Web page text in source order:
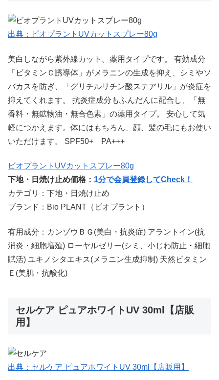
出典：ビオプラントUVカットスプレー80g
美白しながら紫外線カット。薬用タイプです。 有効成分
「ビタミンＣ誘導体」がメラニンの生成を抑え、シミやソ
バカスを防ぎ、「グリチルリチン酸ステアリル」が炎症を
抑えてくれます。 抗炎症成分もふんだんに配合し、「無
香料・無鉱物油・無合色素」の薬用タイプ。 安心して気
軽につかえます。体にはもちろん、顔、髪の毛にもお使い
いただけます。 SPF50+ PA+++
ビオプラントUVカットスプレー80g
下地・日焼け止め価格： 1分で会員登録してCheck！
カテゴリ：下地・日焼け止め
ブランド：Bio PLANT（ビオプラント）
有用成分：カンゾウＢＧ(美白・抗炎症) アラントイン(抗
消炎・細胞増殖) ローヤルゼリー(シミ、小じわ防止・細胞
賦活) ユキノシタエキス(メラニン生成抑制) 天然ビタミン
Ｅ(美肌・抗酸化)
セルケア ピュアホワイトUV 30ml【店販
用】
出典：セルケア ピュアホワイトUV 30ml【店販用】